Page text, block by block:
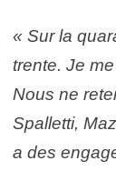
« Sur la
trente. Je
Nous ne
Spalletti,
a des